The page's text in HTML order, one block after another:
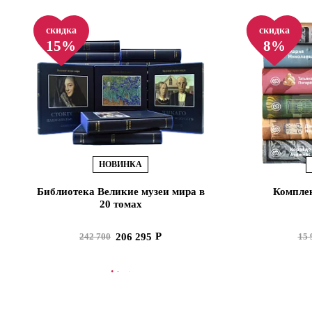
скидка
15%
НОВИНКА
Библиотека Великие музеи мира в
20 томах
242 700 206 295
В КОРЗИНУ
скидка
8%
15